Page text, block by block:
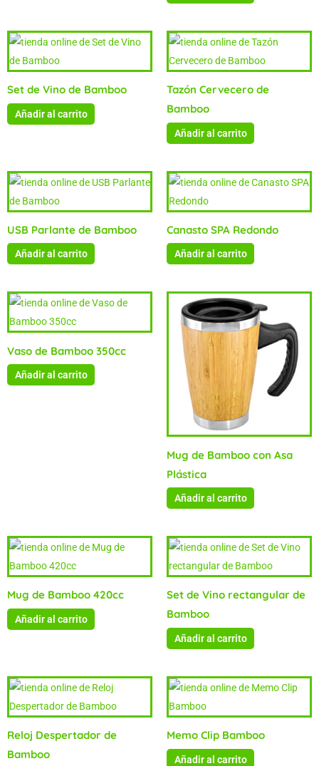
Set de Vino de Bamboo
Añadir al carrito
Tazón Cervecero de
Bamboo
Añadir al carrito
USB Parlante de Bamboo
Añadir al carrito
Canasto SPA Redondo
Añadir al carrito
Vaso de Bamboo 350cc
Añadir al carrito
Mug de Bamboo con Asa
Plástica
Añadir al carrito
Mug de Bamboo 420cc
Añadir al carrito
Set de Vino rectangular de
Bamboo
Añadir al carrito
Reloj Despertador de
Bamboo
Memo Clip Bamboo
Añadir al carrito